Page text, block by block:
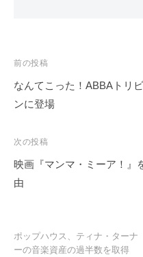
投
稿
ナ
ゲ
ー
シ
前の投稿
なんてこった！ABBAトリ
ンに登場
次の投稿
映画『マンマ・ミーア！』
由
ポップハウス、ティナ・ターナ
ーの音楽資産の過半数を取得